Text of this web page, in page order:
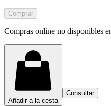
Comprar
Compras online no disponibles
Añadir a la cesta
Consultar